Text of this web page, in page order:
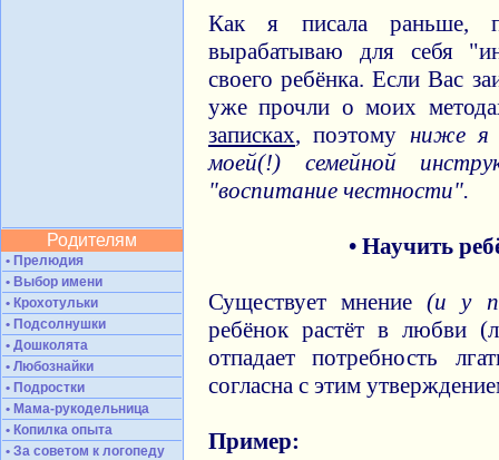
Родителям
• Прелюдия
• Выбор имени
• Крохотульки
• Подсолнушки
• Дошколята
• Любознайки
• Подростки
• Мама-рукодельница
• Копилка опыта
• За советом к логопеду
Как я писала
вырабатываю для себя
своего ребёнка. Если Вас
уже прочли о моих
записках, поэтому ниже я
моей(!) семейной
"воспитание честности".
• Научить
Существует мнение(и у
ребёнок растёт в любви
отпадает потребность
согласна с этим
Пример: